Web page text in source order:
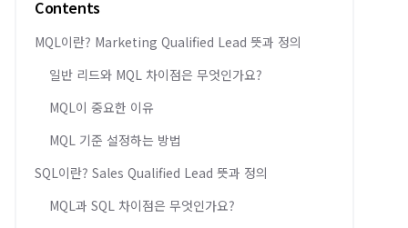
Contents
MQL이란? Marketing Qualified Lead 뜻과 정의
일반 리드와 MQL 차이점은 무엇인가요?
MQL이 중요한 이유
MQL 기준 설정하는 방법
SQL이란? Sales Qualified Lead 뜻과 정의
MQL과 SQL 차이점은 무엇인가요?